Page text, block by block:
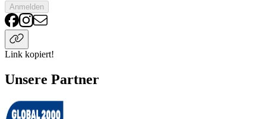
Anmelden
Link kopiert!
Unsere Partner